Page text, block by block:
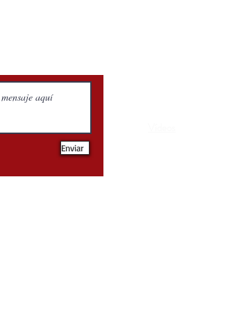
Enviar